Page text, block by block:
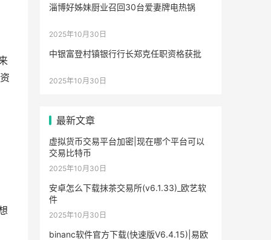
淄博好姊妹厨业召回30台爱妻牌电热锅
2025年10月30日
中银富登村镇银行行长郑克任职资格获批
2025年10月30日
最新文章
虚拟货币交易平台加密|现在哪个平台可以
交易比特币
2025年10月30日
安卓怎么下载抹茶交易所(v6.1.33)_欧艺软
件
2025年10月30日
binanc软件官方下载(快速版V6.4.15)|易欧